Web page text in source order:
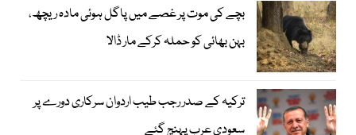
بچے کی موت پر غصے میں پاگل ہوئی مادہ ریچھ،
بہن بھائی کو حملہ کرکے مار ڈالا
ترکیہ کے صدر رجب طیب اردوان سرکاری دورے پر
سعودی عرب پہنچ گئے